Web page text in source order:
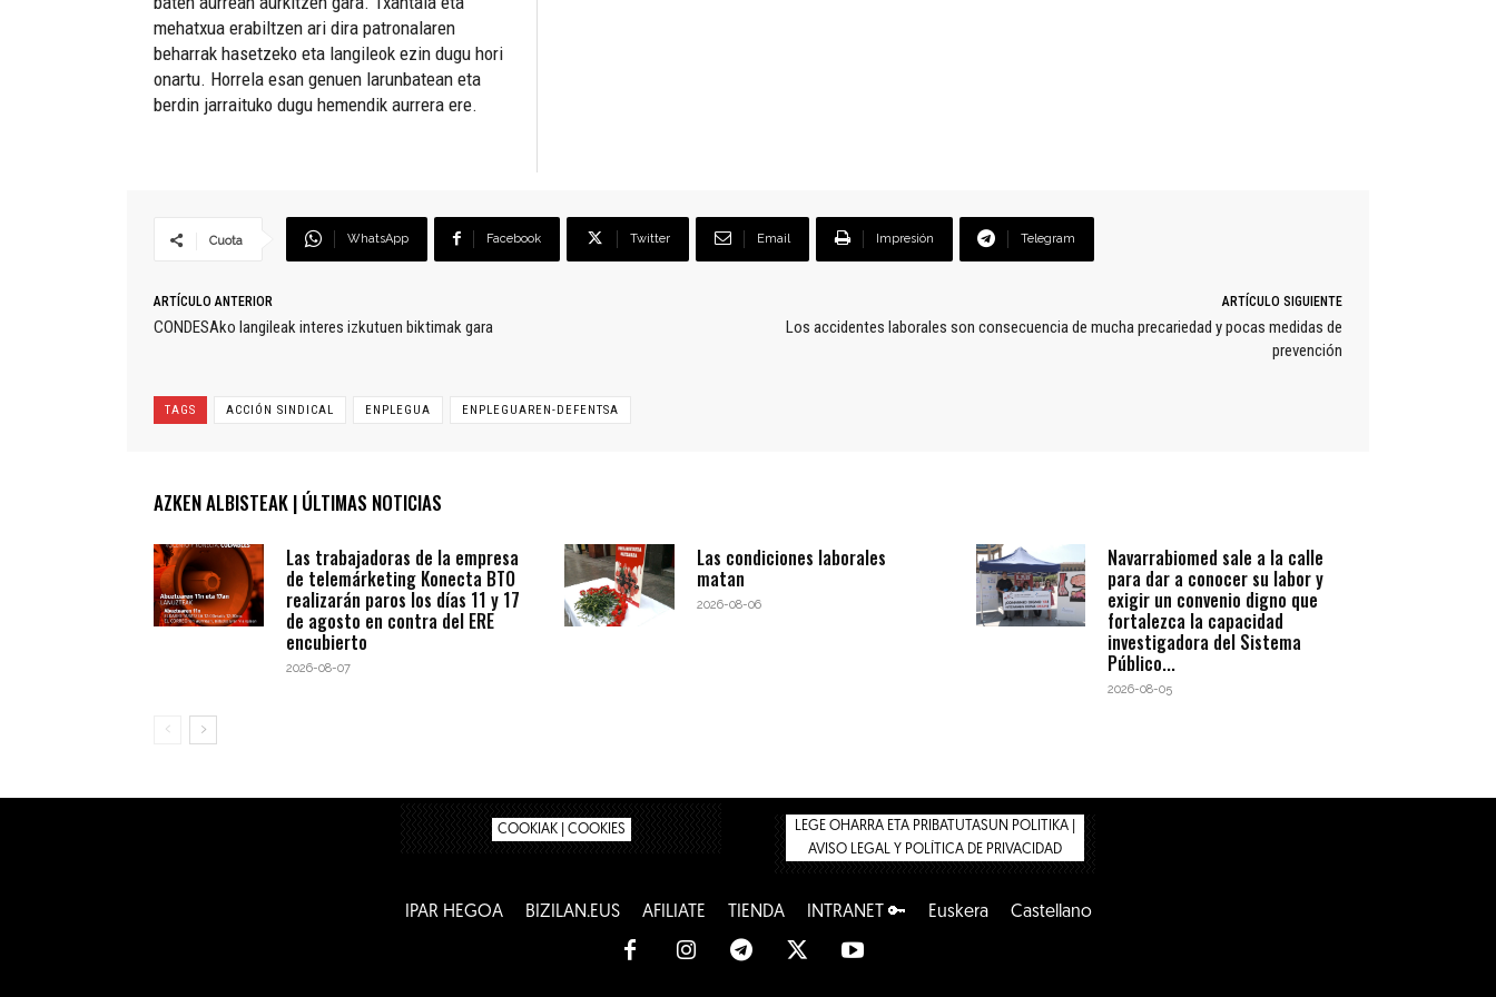
mehatxua erabiltzen ari dira patronalaren
beharrak hasetzeko eta langileok ezin dugu hori
onartu. Horrela esan genuen larunbatean eta
berdin jarraituko dugu hemendik aurrera ere.
Cuota WhatsApp Facebook Twitter Email Impresión Telegram
ARTÍCULO ANTERIOR
CONDESAko langileak interes izkutuen biktimak gara
ARTÍCULO SIGUIENTE
Los accidentes laborales son consecuencia de mucha precariedad y pocas medidas de
prevención
TAGS ACCIÓN SINDICAL ENPLEGUA ENPLEGUAREN-DEFENTSA
AZKEN ALBISTEAK | ÚLTIMAS NOTICIAS
Las trabajadoras de la empresa
de telemárketing Konecta BTO
realizarán paros los días 11 y 17
de agosto en contra del ERE
encubierto
2026-08-07
Las condiciones laborales
matan
2026-08-06
Navarrabiomed sale a la calle
para dar a conocer su labor y
exigir un convenio digno que
fortalezca la capacidad
investigadora del Sistema
Público...
2026-08-05
COOKIAK | COOKIES
LEGE OHARRA ETA PRIBATUTASUN POLITIKA |
AVISO LEGAL Y POLÍTICA DE PRIVACIDAD
IPAR HEGOA BIZILAN.EUS AFÍLIATE TIENDA INTRANET 🔑 Euskera Castellano